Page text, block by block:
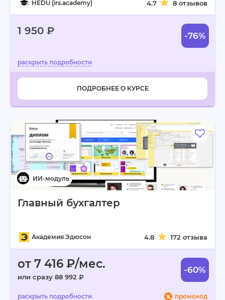
HEDU (irs.academy) 4.7 8 отзывов
1 950 ₽ -76%
ПОДРОБНЕЕ О КУРСЕ
Главный бухгалтер
Академия Эдюсон 4.8 172 отзыва
от 7 416 ₽/мес.
или сразу 88 992 ₽
-60%
промокод